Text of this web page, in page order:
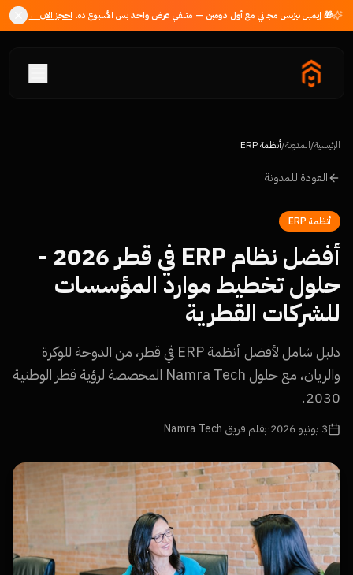
🎁 إيميل بيزنس مجاني معأول دومين — متبقي عرض واحدبس الأسبوع ده. احجز الان ←
الرئيسية/المدونة/أنظمة ERP
العودة للمدونة
أنظمة ERP
أفضل نظام ERP في قطر 2026 -
حلول تخطيط موارد المؤسسات
للشركات القطرية
دليل شامل لأفضل أنظمة ERP في قطر، من الدوحة للوكرة
والريان، مع حلول Namra Tech المخصصة لرؤية قطر الوطنية
2030.
3 يونيو 2026 ·بقلم فريق Namra Tech